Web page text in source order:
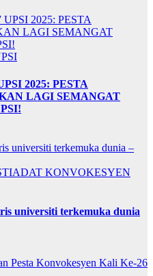
2025: PESTA
LAGI SEMANGAT
KONVOKESYEN
universiti terkemuka dunia